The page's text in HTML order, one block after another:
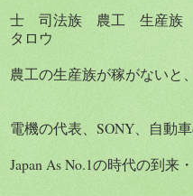
士 司法族 農工 生産族
タロウ
農工の生産族が稼がないと
電機の代表、SONY、自動
Japan As No.1の時代の到来